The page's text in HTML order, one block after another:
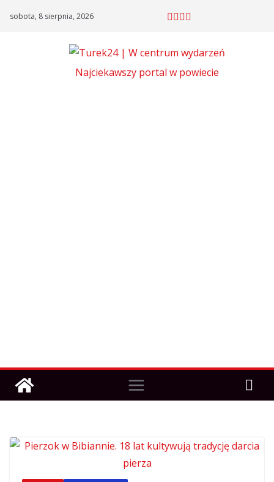
sobota, 8 sierpnia, 2026
Najciekawszy portal w powiecie